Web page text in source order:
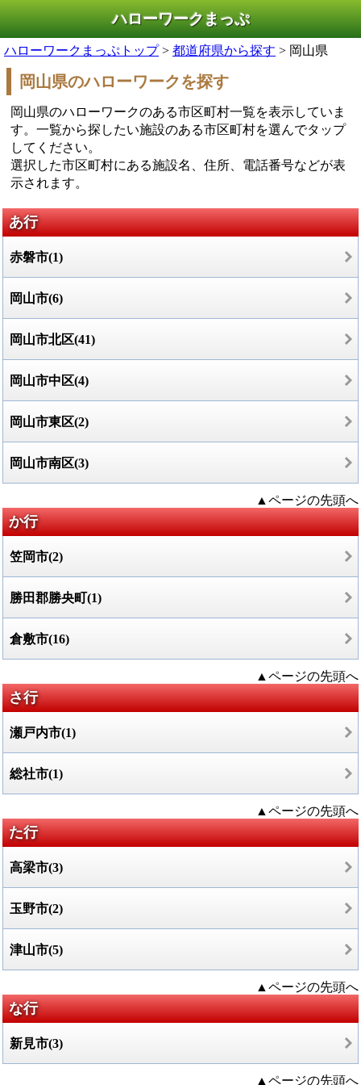
ハローワークまっぷ
ハローワークまっぷトップ> 都道府県から探す > 岡山県
岡山県のハローワークを探す
岡山県のハローワークのある市区町村一覧を表示していま
す。一覧から探したい施設のある市区町村を選んでタップ
してください。
選択した市区町村にある施設名、住所、電話番号などが表
示されます。
あ行
赤磐市(1)
岡山市(6)
岡山市北区(41)
岡山市中区(4)
岡山市東区(2)
岡山市南区(3)
▲ページの先頭へ
か行
笠岡市(2)
勝田郡勝央町(1)
倉敷市(16)
▲ページの先頭へ
さ行
瀬戸内市(1)
総社市(1)
▲ページの先頭へ
た行
高梁市(3)
玉野市(2)
津山市(5)
▲ページの先頭へ
な行
新見市(3)
▲ページの先頭へ